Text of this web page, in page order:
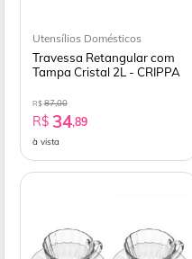
Utensílios Domésticos
Travessa Retangular com
Tampa Cristal 2L - CRIPPA
R$87,00
R$ 34,89
à vista